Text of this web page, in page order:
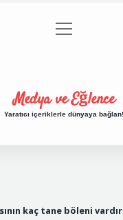
Gizlilik Politikası
menüyü
aç
Medya ve Eğlence
Yaratıcı içeriklerle dünyaya bağlan!
kaç tane böleni vardır